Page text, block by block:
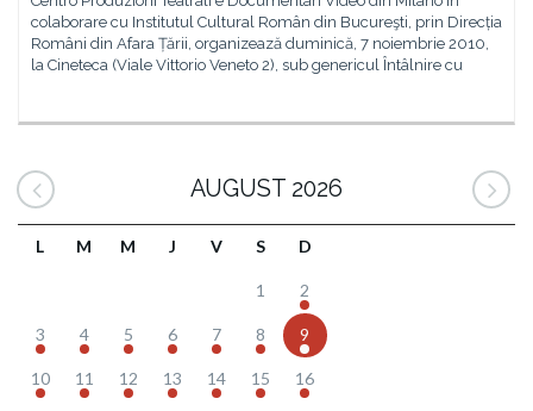
colaborare cu Institutul Cultural Român din Bucureşti, prin Direcția
Români din Afara Țării, organizează duminică, 7 noiembrie 2010,
la Cineteca (Viale Vittorio Veneto 2), sub genericul Întâlnire cu
AUGUST 2026
L M M J V S D
1 2
3 4 5 6 7 8 9
10 11 12 13 14 15 16